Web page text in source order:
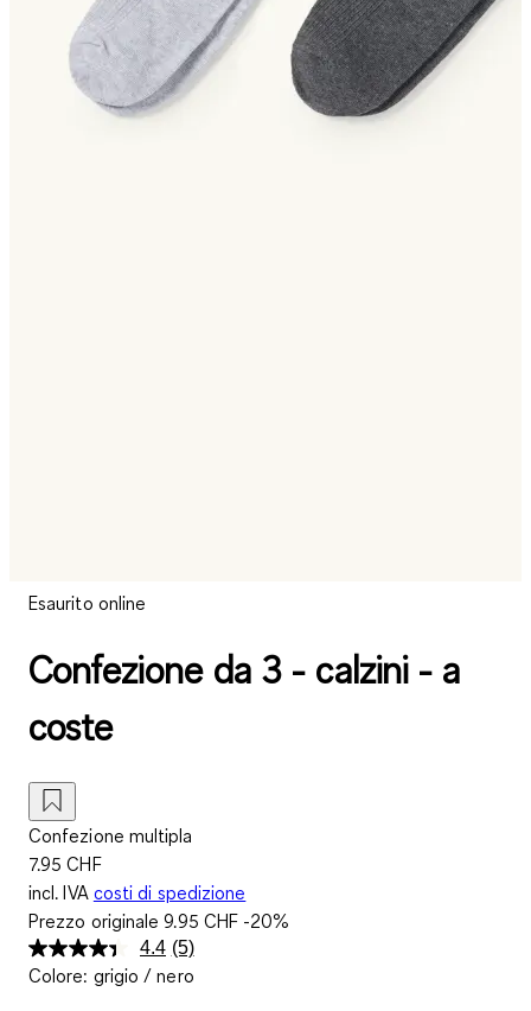
Esaurito online
Confezione da 3 - calzini - a
coste
Confezione multipla
7.95 CHF
incl. IVA costi di spedizione
Prezzo originale9.95 CHF -20%
4.4 Leggi
5
(5)
Colore: grigio / nero